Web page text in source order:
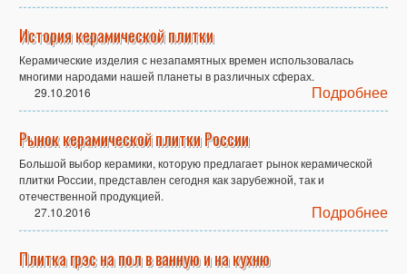
История керамической плитки
Керамические изделия с незапамятных времен использовалась
многими народами нашей планеты в различных сферах.
29.10.2016
Подробнее
Рынок керамической плитки России
Большой выбор керамики, которую предлагает рынок керамической
плитки России, представлен сегодня как зарубежной, так и
отечественной продукцией.
27.10.2016
Подробнее
Плитка грэс на пол в ванную и на кухню